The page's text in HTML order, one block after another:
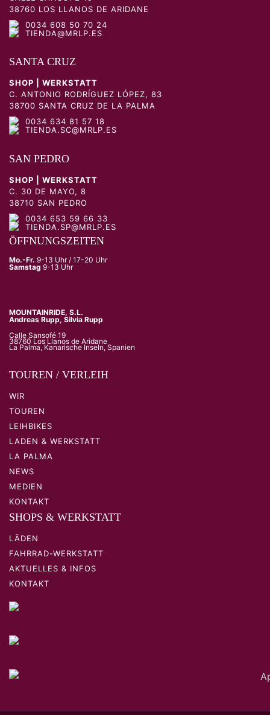
38760 LOS LLANOS DE ARIDANE
0034 608 50 70 24
TIENDA@MRLP.ES
SANTA CRUZ
SHOP | WERKSTATT
C. ANTONIO RODRÍGUEZ LÓPEZ, 83
38700 SANTA CRUZ DE LA PALMA
0034 634 81 57 18
TIENDA.SC@MRLP.ES
SAN PEDRO
SHOP | WERKSTATT
C. 30 DE MAYO, 8
38710 SAN PEDRO
0034 653 59 66 33
TIENDA.SP@MRLP.ES
ÖFFNUNGSZEITEN
Mo.-Fr. 9-13 Uhr / 17-20 Uhr
Samstag 9-13 Uhr
MOUNTAINRIDE, S.L.
Andreas Rupp, Silvia Rupp
Calle Sansofé 19
38760 Los Llanos de Aridane
La Palma, Kanarische Inseln, Spanien
TOUREN / VERLEIH
WIR
TOUREN
LEIHBIKES
LADEN & WERKSTATT
LA PALMA
NEWS
MEDIEN
KONTAKT
SHOPS & WERKSTATT
LÄDEN
FAHRRAD-WERKSTATT
AKTUELLES & INFOS
KONTAKT